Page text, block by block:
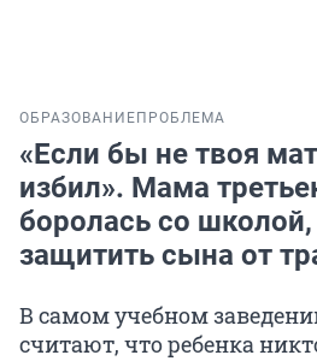
ОБРАЗОВАНИЕ ПРОБЛЕМА
«Если бы не твоя
избил». Мама
боролась со
защитить сына от
В самом учебном
считают, что ребенка